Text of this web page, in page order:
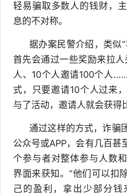
轻易骗取多数人的钱财，
息的不对称。
据办案民警介绍，类似“
首先会通过一些奖励来拉
人、10个人邀请100个人
式，只要邀请10个人过来
与了活动，邀请人就会获得
通过这样的方式，诈骗
公众号或APP，会有几百甚
个参与者对整体参与人数
界面来获知。“他们可以扣
己的盈利，拿出少部分钱